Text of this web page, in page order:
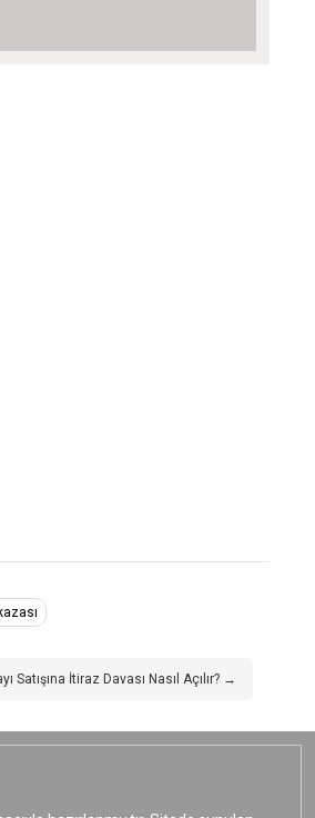
Satışına İtiraz Davası Nasıl Açılır? →